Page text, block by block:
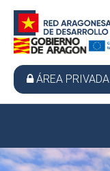
ÁREA PRIVADA